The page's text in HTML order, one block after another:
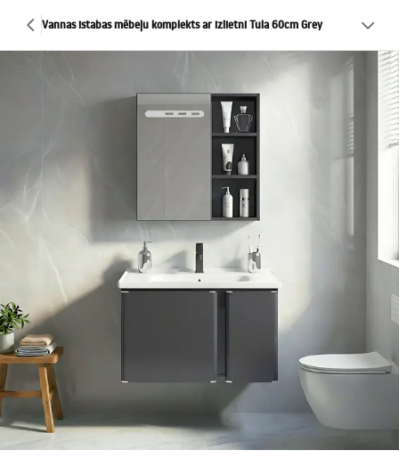
Vannas istabas mēbeļu komplekts ar izlietni Tula 60cm Grey